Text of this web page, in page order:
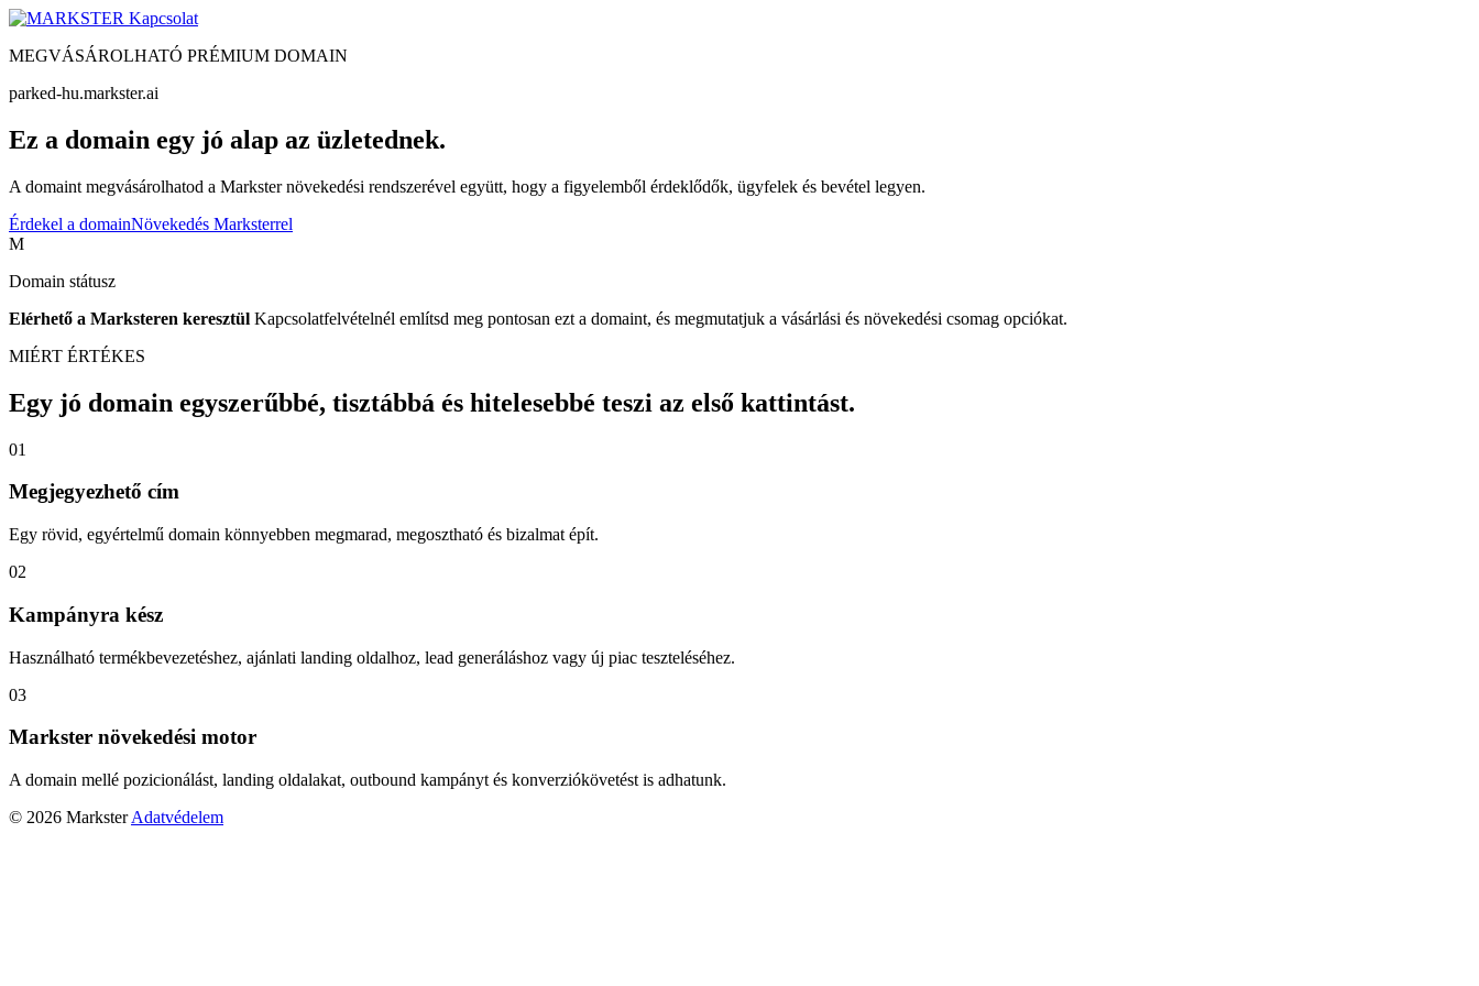
Kapcsolat
MEGVÁSÁROLHATÓ PRÉMIUM DOMAIN
parked-hu.markster.ai
Ez a domain egy jó alap az üzletednek.
A domaint megvásárolhatod a Markster növekedési rendszerével együtt, hogy a figyelemből érdeklődők, ügyfelek és bevétel legyen.
Érdekel a domainNövekedés Marksterrel
M
Domain státusz
Elérhető a Marksteren keresztül Kapcsolatfelvételnél említsd meg pontosan ezt a domaint, és megmutatjuk a vásárlási és növekedési csomag opciókat.
MIÉRT ÉRTÉKES
Egy jó domain egyszerűbbé, tisztábbá és hitelesebbé teszi az első kattintást.
01
Megjegyezhető cím
Egy rövid, egyértelmű domain könnyebben megmarad, megosztható és bizalmat épít.
02
Kampányra kész
Használható termékbevezetéshez, ajánlati landing oldalhoz, lead generáláshoz vagy új piac teszteléséhez.
03
Markster növekedési motor
A domain mellé pozicionálást, landing oldalakat, outbound kampányt és konverziókövetést is adhatunk.
© 2026 Markster Adatvédelem